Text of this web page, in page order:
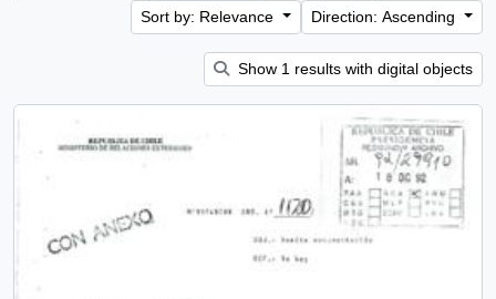
Sort by: Relevance
Direction: Ascending
Show 1 results with digital objects